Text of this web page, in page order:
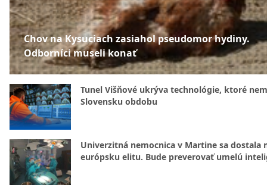
Chov na Kysuciach zasiahol pseudomor hydiny.
Odborníci museli konať
Tunel Višňové ukrýva technológie, ktoré
Slovensku obdobu
Univerzitná nemocnica v Martine sa dostala
európsku elitu. Bude preverovať umelú